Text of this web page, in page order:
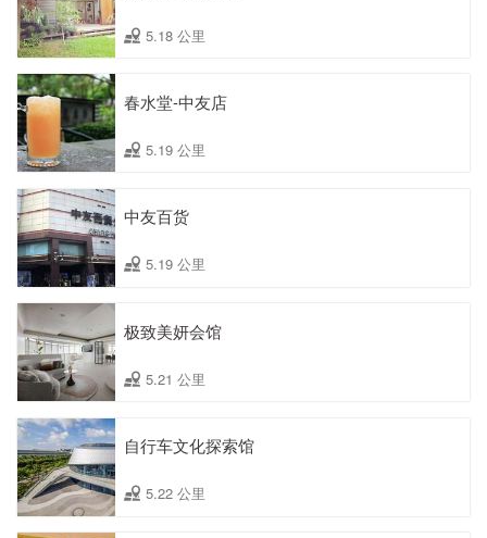
5.18 公里
春水堂-中友店
5.19 公里
中友百货
5.19 公里
极致美妍会馆
5.21 公里
自行车文化探索馆
5.22 公里